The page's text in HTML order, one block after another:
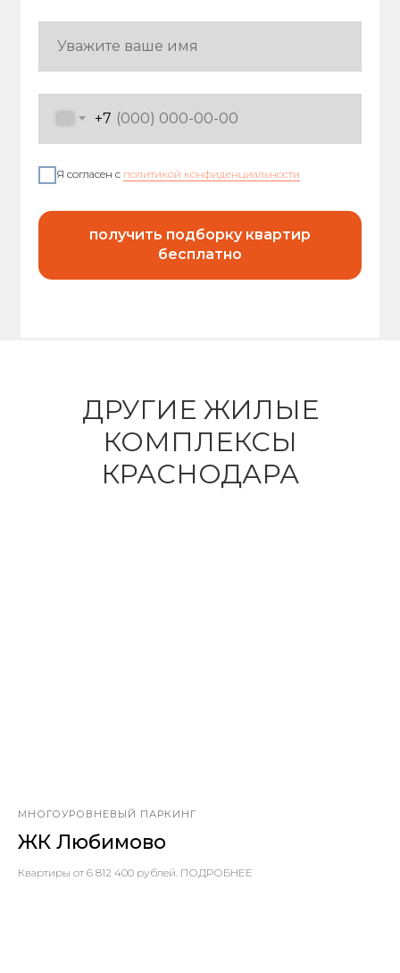
+7
Я согласен с политикой конфиденциальности
получить подборку квартир
бесплатно
ДРУГИЕ ЖИЛЫЕ
КОМПЛЕКСЫ
КРАСНОДАРА
МНОГОУРОВНЕВЫЙ ПАРКИНГ
ЖК Любимово
Квартиры от 6 812 400 рублей. ПОДРОБНЕЕ